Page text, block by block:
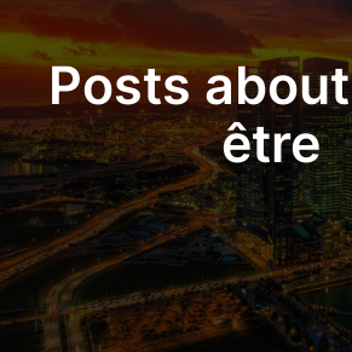
Posts
être